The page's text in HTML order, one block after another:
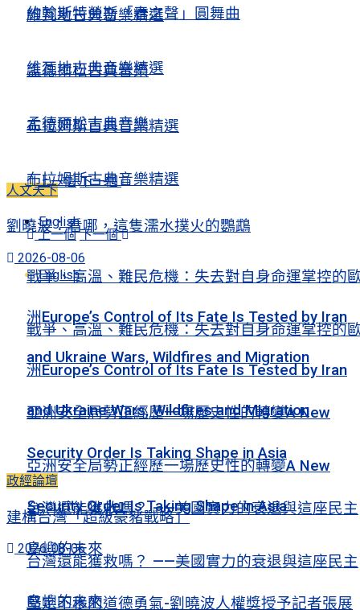
維瓦地古典音樂精選
孟德爾松古典音樂
布拉姆斯古典音樂精選
上一個 下一個
English
戰爭、高溫、難民危機：失去對自身命運掌控的
洲Europe’s Control of Its Fate Is Tested by Iran
and Ukraine Wars, Wildfires and Migration
亞洲安全局勢正經歷一場歷史性的轉變A New
Security Order Is Taking Shape in Asia
台灣還能獲救嗎？ ——美國實力的衰退與這座民主
島嶼的未來
堅定不移的道德勇氣-劉曉波人權獎授予記者張展
約翰斯特勞斯「春之聲」圓舞曲
維瓦地古典音樂精選
孟德爾松古典音樂
布拉姆斯古典音樂精選
上一個 下一個
English
戰爭、高溫、難民危機：失去對自身命運掌控的
洲Europe’s Control of Its Fate Is Tested by Iran
and Ukraine Wars, Wildfires and Migration
亞洲安全局勢正經歷一場歷史性的轉變A New
Security Order Is Taking Shape in Asia
台灣還能獲救嗎？ ——美國實力的衰退與這座民主
島嶼的未來
人文天下
劉曉波：看哪，這隻濡水撲火的鸚鵡
2026-08-06
政經論壇
建構台灣「超級豪豬戰略」
2026-08-06